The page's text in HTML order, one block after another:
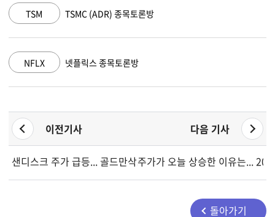
TSM TSMC (ADR) 종목토론방
NFLX 넷플릭스 종목토론방
이전기사 다음 기사
샌디스크 주가 급등... 골드만삭스, 목표가 83% 이상 상향하며
주가가 오늘 상승한 이유는...
돌아가기